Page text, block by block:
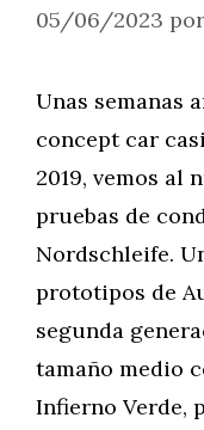
05/06/2023 por
Unas semanas
concept car
2019, vemos al
pruebas de
Nordschleife.
prototipos de
segunda
tamaño medio
Infierno Verde,